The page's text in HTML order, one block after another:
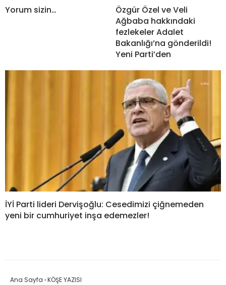
Yorum sizin…
Özgür Özel ve Veli
Ağbaba hakkındaki
fezlekeler Adalet
Bakanlığı’na gönderildi!
Yeni Parti’den
İYİ Parti lideri Dervişoğlu: Cesedimizi çiğnemeden
yeni bir cumhuriyet inşa edemezler!
Ana Sayfa ›KÖŞE YAZISI